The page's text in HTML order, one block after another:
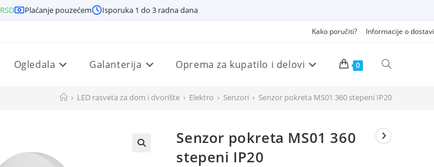
RSD Plaćanje pouzećem Isporuka 1 do 3 radna dana
Kako poručiti? Informacije o dostavi
Ogledala Galanterija Oprema za kupatilo i delovi 0 Pretraži
› LED rasveta za dom i dvorište › Elektro › Senzori › Senzor pokreta MS01 360 stepeni IP20
Senzor pokreta MS01 360
stepeni IP20